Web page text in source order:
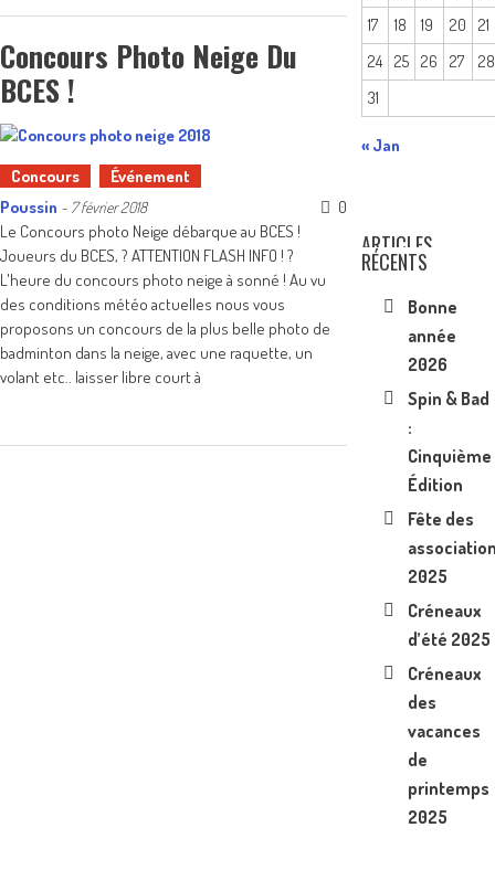
Concours Photo Neige Du
BCES !
Concours
Événement
Poussin - 7 février 2018
0
Le Concours photo Neige débarque au BCES !
Joueurs du BCES, ? ATTENTION FLASH INFO ! ?
L'heure du concours photo neige à sonné ! Au vu
des conditions météo actuelles nous vous
proposons un concours de la plus belle photo de
badminton dans la neige, avec une raquette, un
volant etc.. laisser libre court à
17
18 19 20
21
24 25 26 27
28
31
« Jan
ARTICLES
RÉCENTS
Bonne
année
2026
Spin & Bad
:
Cinquième
Édition
Fête des
2025
Créneaux
d’été 2025
Créneaux
des
vacances
de
printemps
2025